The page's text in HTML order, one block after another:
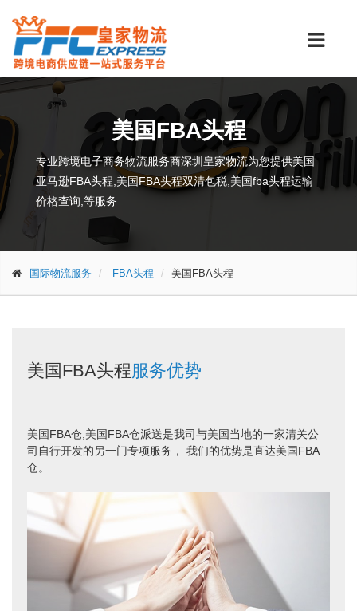
美国FBA头程
专业跨境电子商务物流服务商深圳皇家物流为您提供美国
亚马逊FBA头程,美国FBA头程双清包税,美国fba头程运输
价格查询,等服务
国际物流服务 FBA头程 美国FBA头程
美国FBA头程服务优势
美国FBA仓,美国FBA仓派送是我司与美国当地的一家清关公
司自行开发的另一门专项服务， 我们的优势是直达美国FBA
仓。